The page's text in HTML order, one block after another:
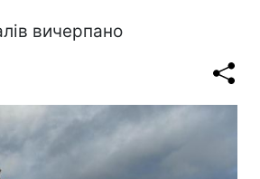
вичерпано